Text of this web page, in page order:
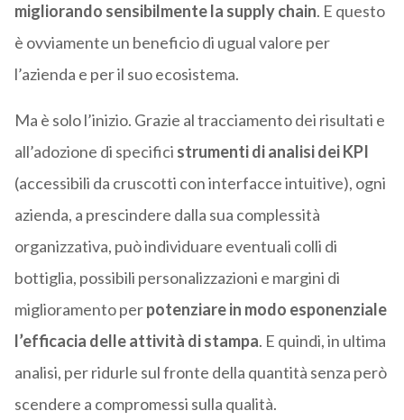
migliorando sensibilmente la supply chain. E questo
è ovviamente un beneficio di ugual valore per
l’azienda e per il suo ecosistema.
Ma è solo l’inizio. Grazie al tracciamento dei risultati e
all’adozione di specifici strumenti dianalisi dei KPI
(accessibili da cruscotti con interfacce intuitive), ogni
azienda, a prescindere dalla sua complessità
organizzativa, può individuare eventuali colli di
bottiglia, possibili personalizzazioni e margini di
miglioramento perpotenziare in modo esponenziale
l’efficacia delle attività di stampa. E quindi, in ultima
analisi, per ridurle sul fronte della quantità senza però
scendere a compromessi sulla qualità.